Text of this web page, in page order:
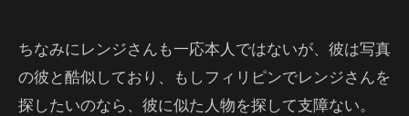
ちなみにレンジさんも一応本人ではないが、彼は写真
の彼と酷似しており、もしフィリピンでレンジさんを
探したいのなら、彼に似た人物を探して支障ない。